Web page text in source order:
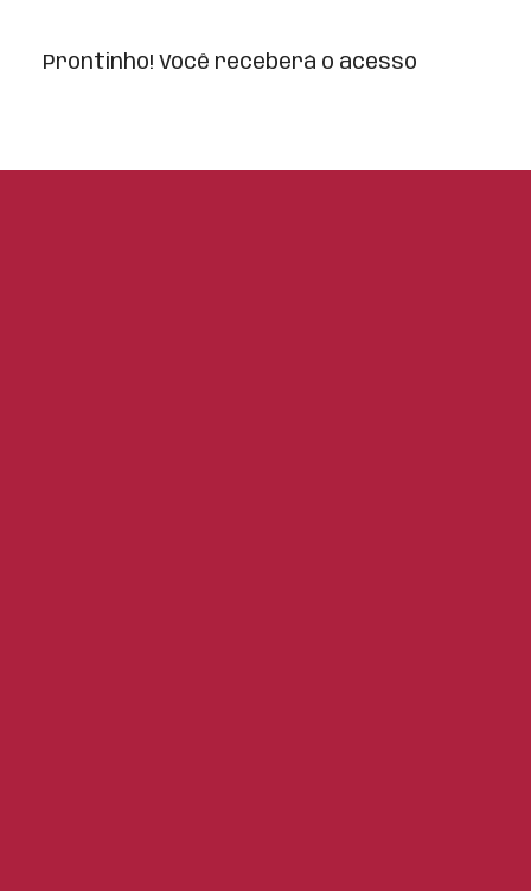
Prontinho! Você receberá o acesso